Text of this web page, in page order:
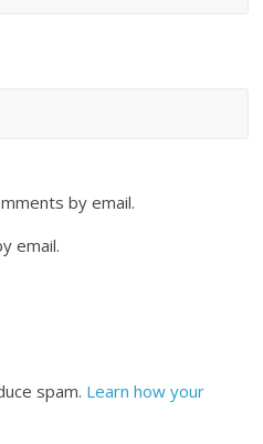
by email.
email.
spam. Learn how your